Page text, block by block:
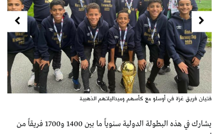
فتيان فريق غزة في أوسلو مع كأسهم وميدالياتهم الذهبية
Previous
يشارك في هذه البطولة الدولية سنوياً ما بين 1400 و1700 فريقاً من